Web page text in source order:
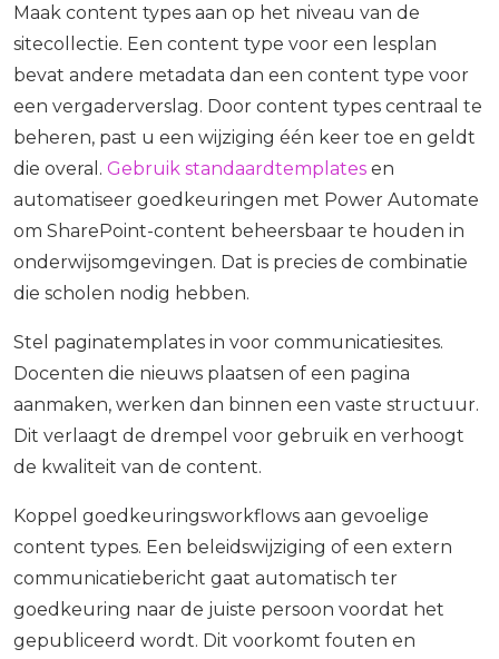
Maak content types aan op het niveau van de
sitecollectie. Een content type voor een lesplan
bevat andere metadata dan een content type voor
een vergaderverslag. Door content types centraal te
beheren, past u een wijziging één keer toe en geldt
die overal. Gebruik standaardtemplates en
automatiseer goedkeuringen met Power Automate
om SharePoint-content beheersbaar te houden in
onderwijsomgevingen. Dat is precies de combinatie
die scholen nodig hebben.
Stel paginatemplates in voor communicatiesites.
Docenten die nieuws plaatsen of een pagina
aanmaken, werken dan binnen een vaste structuur.
Dit verlaagt de drempel voor gebruik en verhoogt
de kwaliteit van de content.
Koppel goedkeuringsworkflows aan gevoelige
content types. Een beleidswijziging of een extern
communicatiebericht gaat automatisch ter
goedkeuring naar de juiste persoon voordat het
gepubliceerd wordt. Dit voorkomt fouten en